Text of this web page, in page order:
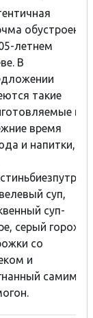
обустроена
летнем
В
такие
в
время
и напитки,
суп,
суп-
серый горох,
со
и
самими